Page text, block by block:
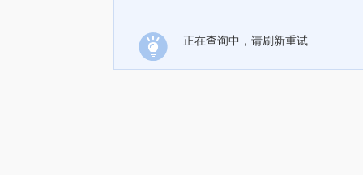
正在查询中，请刷新重试